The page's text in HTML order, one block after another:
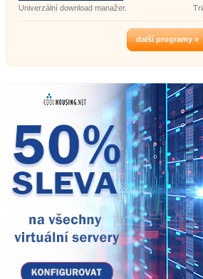
Univerzální download manažer.
další programy »